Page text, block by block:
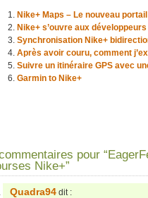
Nike+ Maps – Le nouveau
Nike+ s’ouvre aux
Synchronisation Nike+
Après avoir couru, comment
Suivre un itinéraire GPS avec
Garmin to Nike+
pour
Nike+”
Quadra94 dit :